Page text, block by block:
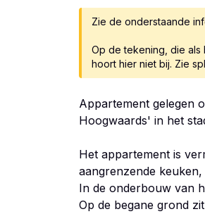
Zie de onderstaande
Op de tekening, die als
hoort hier niet bij. Zie
Appartement gelegen
Hoogwaards' in het
Het appartement is
aangrenzende
In de onderbouw van
Op de begane grond